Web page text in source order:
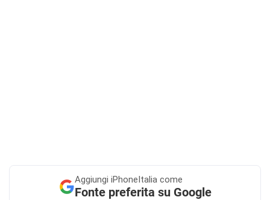
Aggiungi iPhoneItalia come
Fonte preferita su Google